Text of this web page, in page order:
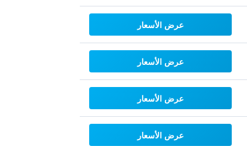
عرض الأسعار
عرض الأسعار
عرض الأسعار
عرض الأسعار